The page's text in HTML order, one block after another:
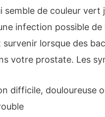
semble de couleur
infection possible
lorsque des
votre prostate. Les
difficile, douloureuse